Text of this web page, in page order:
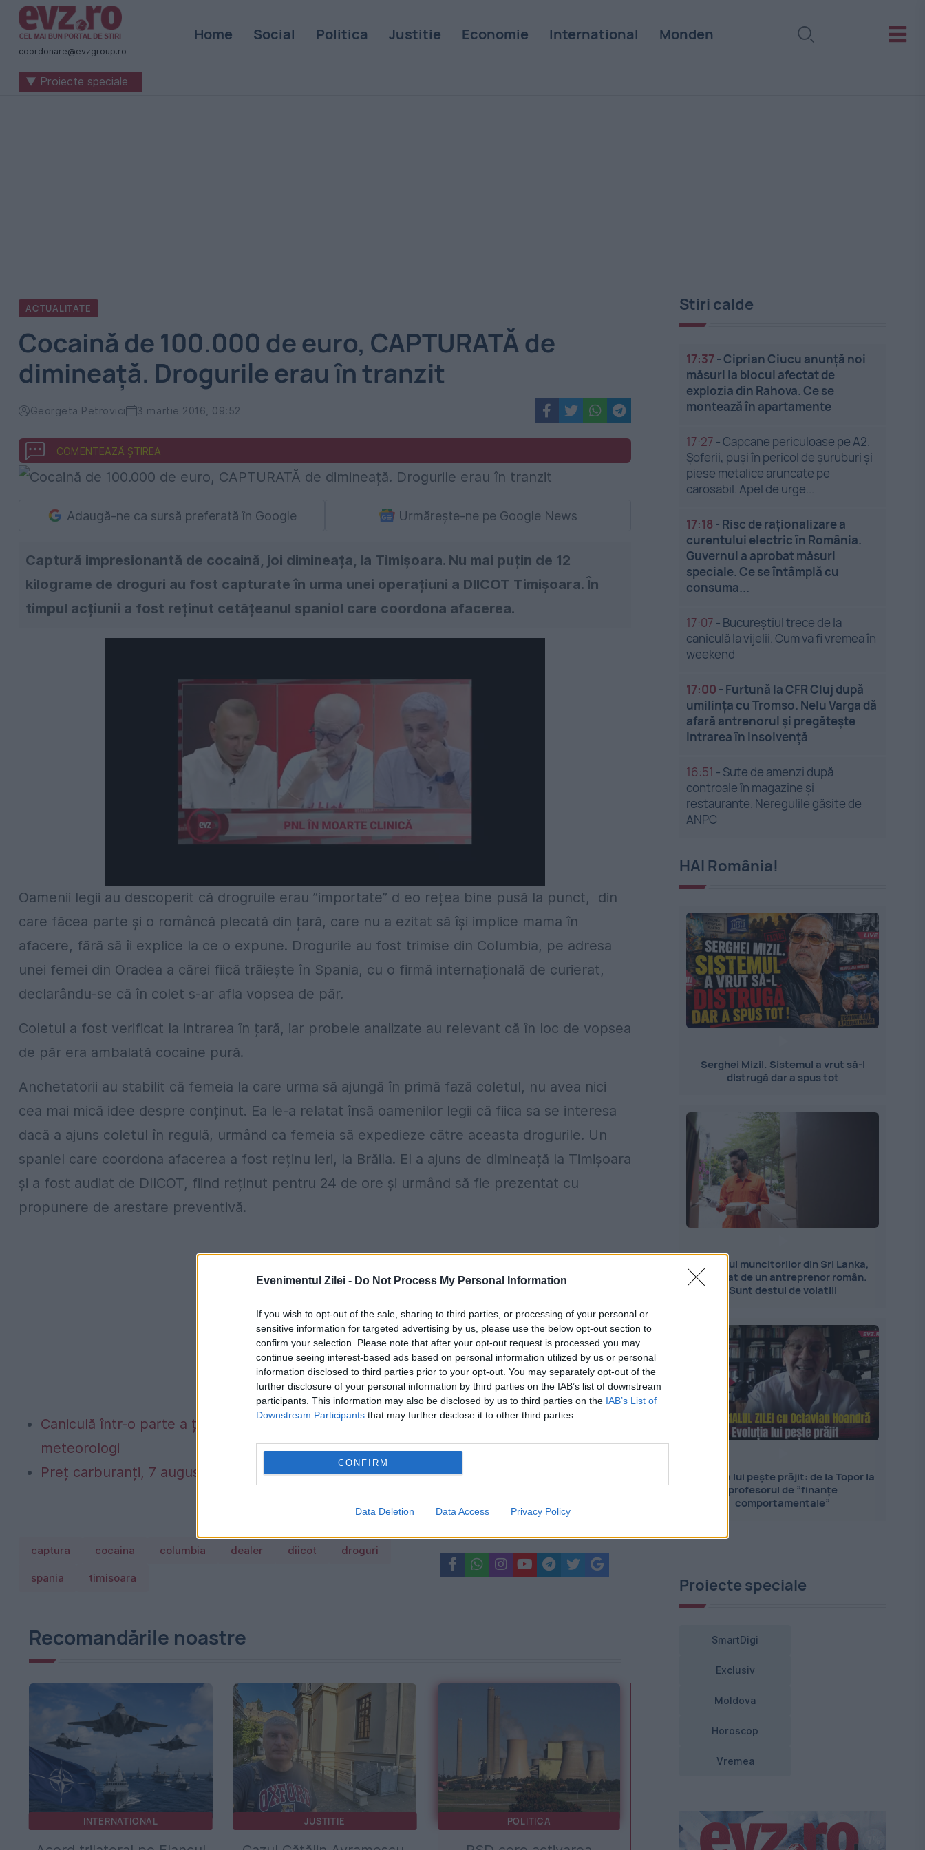
Evenimentul Zilei - Do Not Process My Personal Information
If you wish to opt-out of the sale, sharing to third parties, or processing of your personal or
sensitive information for targeted advertising by us, please use the below opt-out section to
confirm your selection. Please note that after your opt-out request is processed you may
continue seeing interest-based ads based on personal information utilized by us or personal
information disclosed to third parties prior to your opt-out. You may separately opt-out of the
further disclosure of your personal information by third parties on the IAB’s list of downstream
participants. This information may also be disclosed by us to third parties on the IAB’s List of
Downstream Participants that may further disclose it to other third parties.
CONFIRM
Data Deletion Data Access Privacy Policy
Știri
naționale
internaționale
coordonare@evzgroup.ro
Home Social Politica Justitie Economie International Monden
▼ Proiecte speciale
ACTUALITATE
Cocaină de 100.000 de euro, CAPTURATĂ de
dimineață. Drogurile erau în tranzit
Georgeta Petrovici 3 martie 2016, 09:52
COMENTEAZĂ ȘTIREA
Adaugă-ne ca sursă preferată în Google Urmărește-ne pe Google News
Captură impresionantă de cocaină, joi dimineața, la Timișoara. Nu mai puțin de 12
kilograme de droguri au fost capturate în urma unei operațiuni a DIICOT Timișoara. În
timpul acțiunii a fost reținut cetățeanul spaniol care coordona afacerea.
Oamenii legii au descoperit că drogruile erau ”importate” d eo rețea bine pusă la punct, din
care făcea parte și o româncă plecată din țară, care nu a ezitat să își implice mama în
afacere, fără să îi explice la ce o expune. Drogurile au fost trimise din Columbia, pe adresa
unei femei din Oradea a cărei fiică trăiește în Spania, cu o firmă internațională de curierat,
declarându-se că în colet s-ar afla vopsea de păr.
Coletul a fost verificat la intrarea în țară, iar probele analizate au relevant că în loc de vopsea
de păr era ambalată cocaine pură.
Anchetatorii au stabilit că femeia la care urma să ajungă în primă fază coletul, nu avea nici
cea mai mică idee despre conținut. Ea le-a relatat însă oamenilor legii că fiica sa se interesa
dacă a ajuns coletul în regulă, urmând ca femeia să expedieze către aceasta drogurile. Un
spaniel care coordona afacerea a fost reținu ieri, la Brăila. El a ajuns de dimineață la Timișoara
și a fost audiat de DIICOT, fiind reținut pentru 24 de ore și urmând să fie prezentat cu
propunere de arestare preventivă.
Caniculă într-o parte a țării, vijelii în alta. Harta fenomenelor meteo anunțate de
meteorologi
Preț carburanți, 7 august 2026. Schimbarea apărută înainte de weekend la benzinării
captura cocaina columbia dealer diicot droguri
spania timisoara
Recomandările noastre
INTERNATIONAL JUSTITIE POLITICA
Stiri calde
17:37 -Ciprian Ciucu anunță noi
măsuri la blocul afectat de
explozia din Rahova. Ce se
montează în apartamente
17:27 -Capcane periculoase pe A2.
Șoferii, puși în pericol de șuruburi și
piese metalice aruncate pe
carosabil. Apel de urge...
17:18 - Risc de raționalizare a
curentului electric în România.
Guvernul a aprobat măsuri
speciale. Ce se întâmplă cu
consuma...
17:07 - Bucureștiul trece de la
caniculă la vijelii. Cum va fi vremea în
weekend
17:00 - Furtună la CFR Cluj după
umilința cu Tromso. Nelu Varga dă
afară antrenorul și pregătește
intrarea în insolvență
16:51 - Sute de amenzi după
controale în magazine și
restaurante. Neregulile găsite de
ANPC
HAI România!
Serghei Mizil. Sistemul a vrut să-l
distrugă dar a spus tot
Importul muncitorilor din Sri Lanka,
explicat de un antreprenor român.
Sunt destul de volatili
Evoluția lui pește prăjit: de la Topor la
profesorul de ”finanțe
comportamentale”
Proiecte speciale
SmartDigi
Exclusiv
Moldova
Horoscop
Vremea